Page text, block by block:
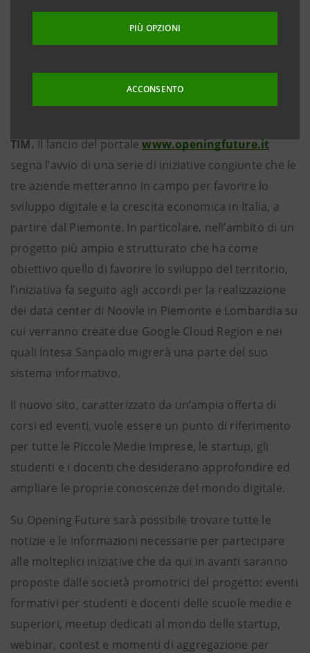
PIÙ OPZIONI
ACCONSENTO
Torino, 20 luglio 2021
piemontese realizzato daGoogle Cloud,Intesa
TIM.Il lancio del portalewww.openingfuture.it
segna l’avvio di una serie di iniziative congiunte che le
tre aziende metteranno in campo per favorire lo
sviluppo digitale e la crescita economica in Italia, a
partire dal Piemonte. In particolare, nell’ambito di un
progetto più ampio e strutturato che ha come
obiettivo quello di favorire lo sviluppo del territorio,
l’iniziativa fa seguito agli accordi per la realizzazione
dei data center di Noovle in Piemonte e Lombardia su
cui verranno create due Google Cloud Region e nei
quali Intesa Sanpaolo migrerà una parte del suo
sistema informativo.
Il nuovo sito, caratterizzato da un’ampia offerta di
corsi ed eventi, vuole essere un punto di riferimento
per tutte le Piccole Medie Imprese, le startup, gli
studenti e i docenti che desiderano approfondire ed
ampliare le proprie conoscenze del mondo digitale.
Su Opening Future sarà possibile trovare tutte le
notizie e le informazioni necessarie per partecipare
alle molteplici iniziative che da qui in avanti saranno
proposte dalle società promotrici del progetto: eventi
formativi per studenti e docenti delle scuole medie e
superiori, meetup dedicati al mondo delle startup,
webinar, contest e momenti di aggregazione per